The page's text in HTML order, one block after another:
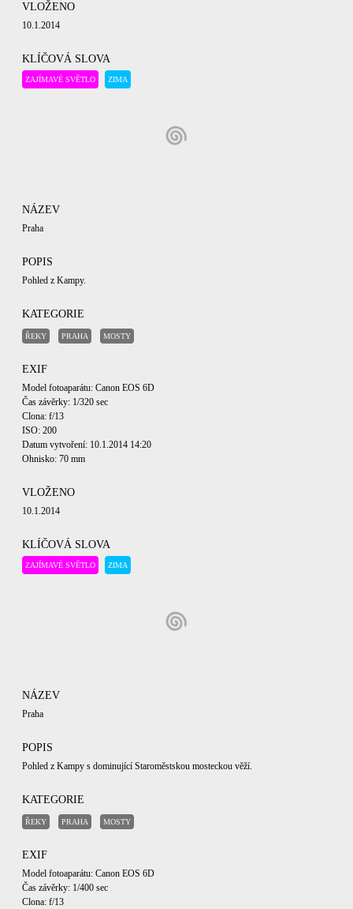
VLOŽENO
10.1.2014
KLÍČOVÁ SLOVA
ZAJÍMAVÉ SVĚTLO ZIMA
NÁZEV
Praha
POPIS
Pohled z Kampy.
KATEGORIE
ŘEKY PRAHA MOSTY
EXIF
Model fotoaparátu: Canon EOS 6D
Čas závěrky: 1/320 sec
Clona: f/13
ISO: 200
Datum vytvoření: 10.1.2014 14:20
Ohnisko: 70 mm
VLOŽENO
10.1.2014
KLÍČOVÁ SLOVA
ZAJÍMAVÉ SVĚTLO ZIMA
NÁZEV
Praha
POPIS
Pohled z Kampy s dominující Staroměstskou mosteckou věží.
KATEGORIE
ŘEKY PRAHA MOSTY
EXIF
Model fotoaparátu: Canon EOS 6D
Čas závěrky: 1/400 sec
Clona: f/13